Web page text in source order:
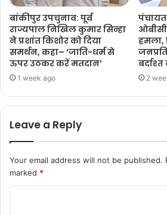
बांकीपुर उपचुनाव: पूर्व
राज्यपाल निखिल कुमार सिन्हा
ने प्रशांत किशोर को दिया
समर्थन, कहा– ‘जाति-धर्म से
ऊपर उठकर करें मतदान’
1 week ago
पंचायत
ओबीसी
हमला,
बर्दाश्त
2
Leave a Reply
Your email address will not be published.
marked *